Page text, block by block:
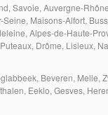
Savoie, Auvergne-
Maisons-Alfort,
Alpes-de-Haute-
Drôme, Lisieux,
Beveren, Melle,
Eeklo, Gesves,